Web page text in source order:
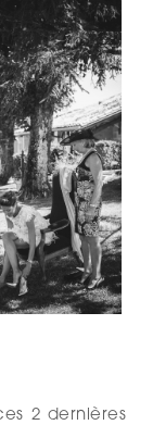
2 dernières